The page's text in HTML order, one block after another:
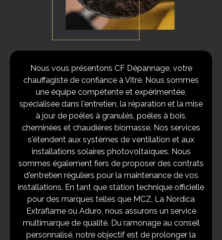
Nous vous présentons CF Dépannage, votre
chauffagiste de confiance à Vitré. Nous sommes
une équipe compétente et expérimentée,
spécialisée dans l'entretien, la réparation et la mise
à jour de poêles à granulés, poêles à bois,
cheminées et chaudières biomasse. Nos services
s'étendent aux systèmes de ventilation et aux
installations solaires photovoltaïques. Nous
sommes également fiers de proposer des contrats
d'entretien réguliers pour la maintenance de vos
installations. En tant que station technique officielle
pour des marques telles que MCZ, La Nordica
Extraflame ou Aduro, nous assurons un service
multimarque de qualité. Du ramonage au conseil
personnalisé, notre objectif est de prolonger la